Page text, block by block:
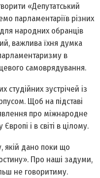
«Депутатський
парламентаріїв різних
народних обранців
важлива їхня думка
в
самоврядування.
зустрічей із
Щоб на підставі
про міжнародне
і в світі в цілому.
якій дано поки що
Про наші задуми,
не говоритиму.